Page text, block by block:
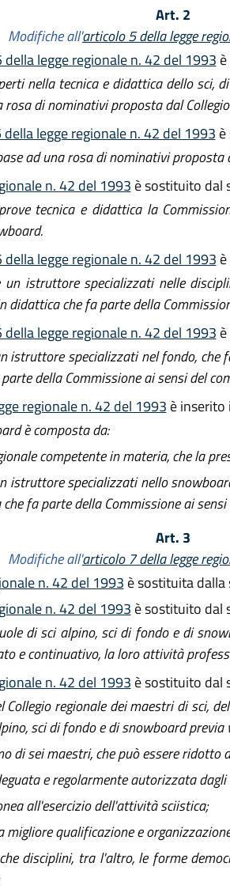
Art. 2
Modifiche all'articolo 5 della legge
legge regionale n. 42 del 1993
nella tecnica e didattica dello sci,
di nominativi proposta dal
legge regionale n. 42 del 1993
ad una rosa di nominativi proposta
n. 42 del 1993 è sostituito dal
tecnica e didattica la
legge regionale n. 42 del 1993
istruttore specializzati nelle
didattica che fa parte della
legge regionale n. 42 del 1993
specializzati nel fondo, che
della Commissione ai sensi del
regionale n. 42 del 1993 è inserito
è composta da:
competente in materia, che la
specializzati nello
fa parte della Commissione ai
Art. 3
Modifiche all'articolo 7 della legge
n. 42 del 1993 è sostituita dalla
n. 42 del 1993 è sostituito dal
di sci alpino, sci di fondo e di
e continuativo, la loro attività
n. 42 del 1993 è sostituito dal
regionale dei maestri di sci,
sci di fondo e di snowboard
di sei maestri, che può essere
e regolarmente autorizzata
all'esercizio dell'attività sciistica;
qualificazione e
disciplini, tra l'altro, le forme